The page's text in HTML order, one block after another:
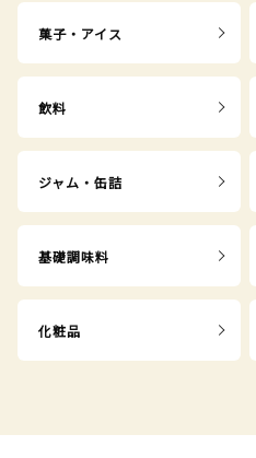
菓子・アイス
飲料
ジャム・缶詰
基礎調味料
化粧品